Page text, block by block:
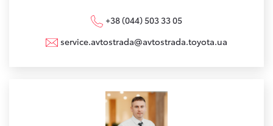
+38 (044) 503 33 05
service.avtostrada@avtostrada.toyota.ua